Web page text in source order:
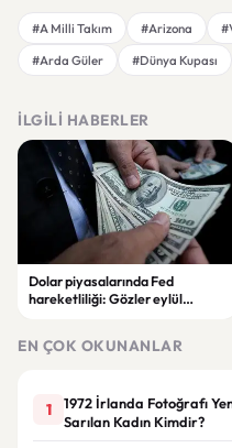
#A Milli Takım #Arizona
#Arda Güler
#Dünya Kupası
İLGILI HABERLER
Dolar piyasalarında Fed
hareketliliği: Gözler eylül
EN ÇOK OKUNANLAR
1
1972 İrlanda Fotoğrafı
Sarılan Kadın Kimdir?